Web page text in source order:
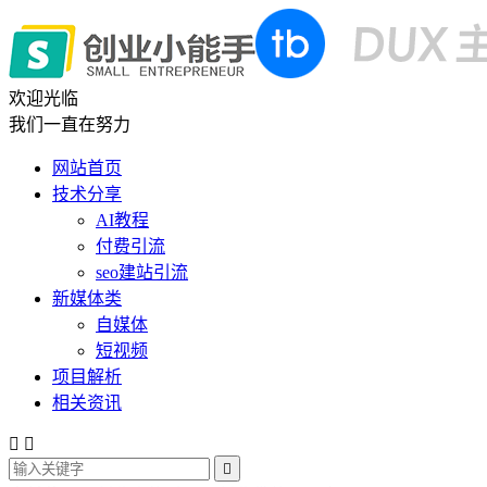
欢迎光临
我们一直在努力
网站首页
技术分享
AI教程
付费引流
seo建站引流
新媒体类
自媒体
短视频
项目解析
相关资讯
 
